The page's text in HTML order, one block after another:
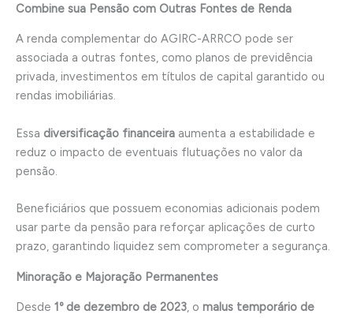
Combine sua Pensão com Outras Fontes de Renda
A renda complementar do AGIRC-ARRCO pode ser
associada a outras fontes, como planos de previdência
privada, investimentos em títulos de capital garantido ou
rendas imobiliárias.
Essa diversificação financeira aumenta a estabilidade e
reduz o impacto de eventuais flutuações no valor da
pensão.
Beneficiários que possuem economias adicionais podem
usar parte da pensão para reforçar aplicações de curto
prazo, garantindo liquidez sem comprometer a segurança.
Minoração e Majoração Permanentes
Desde 1º de dezembro de 2023, o malus temporário de